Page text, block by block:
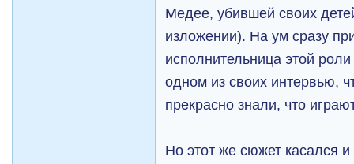
Медее, убившей своих
изложении). На ум сразу
исполнительница этой
одном из своих интервью,
прекрасно знали, что
Но этот же сюжет касался